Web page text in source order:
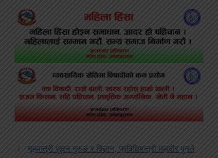
गृहमन्त्री सुदन गुरुङ र विज्ञान, प्रविधिमन्त्री महावीर पुनले